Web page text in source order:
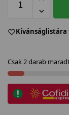
Kívánságlistára
Csak 2 darab